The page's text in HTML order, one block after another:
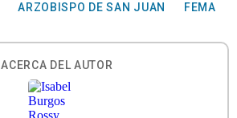
ARZOBISPO DE SAN JUAN
FEMA
ACERCA DEL AUTOR